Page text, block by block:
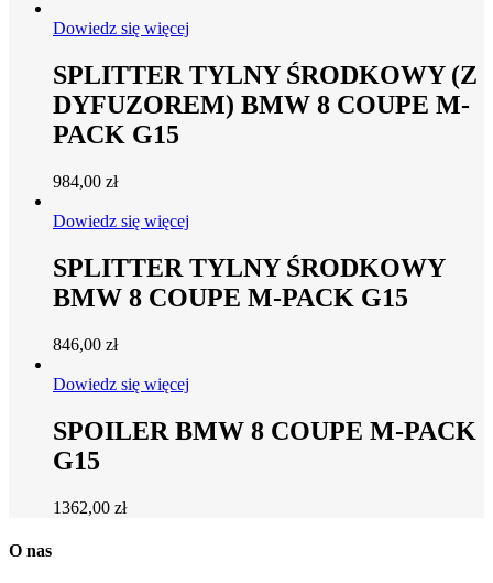
Dowiedz się więcej
SPLITTER TYLNY ŚRODKOWY (Z
DYFUZOREM) BMW 8 COUPE M-
PACK G15
984,00 zł
Dowiedz się więcej
SPLITTER TYLNY ŚRODKOWY
BMW 8 COUPE M-PACK G15
846,00 zł
Dowiedz się więcej
SPOILER BMW 8 COUPE M-PACK
G15
1362,00 zł
O nas